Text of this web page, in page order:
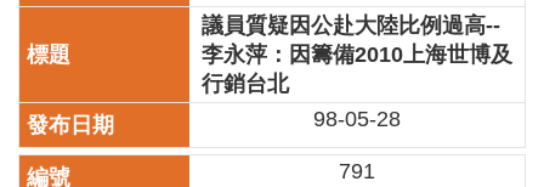
首
網
站
導
議員質疑因公赴大陸比例過高--
李永萍：因籌備2010上海世博及
行銷台北
98-05-28
791